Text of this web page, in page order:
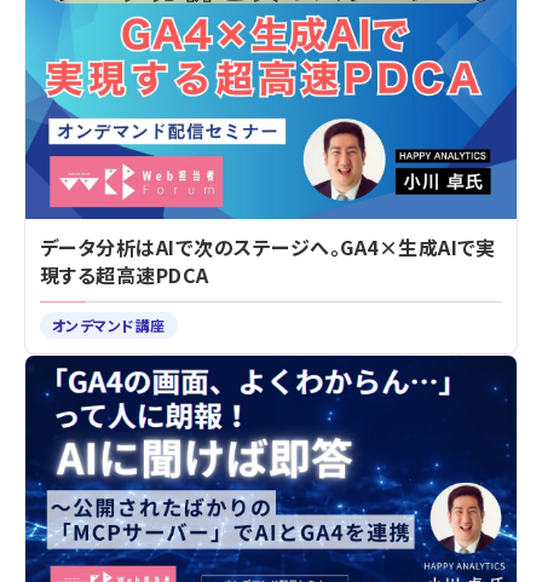
データ分析はAIで次のステージへ。GA4×生成AIで実
現する超高速PDCA
オンデマンド講座